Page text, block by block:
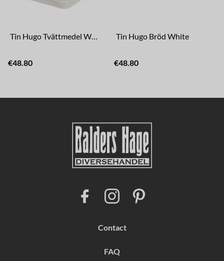
Tin Hugo Tvättmedel White
€48.80
Tin Hugo Bröd White
€48.80
Contact
FAQ
I
n
g
a
m